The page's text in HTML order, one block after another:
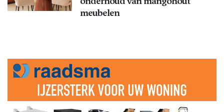
meubelen